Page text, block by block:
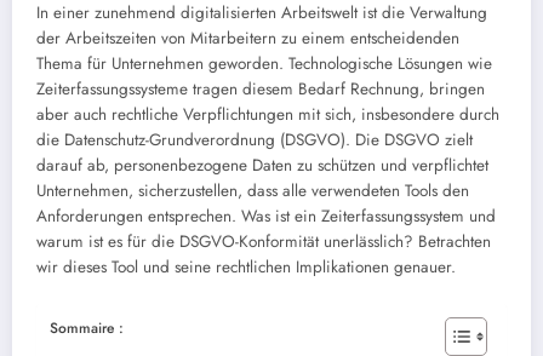
In einer zunehmend digitalisierten Arbeitswelt ist die Verwaltung
der Arbeitszeiten von Mitarbeitern zu einem entscheidenden
Thema für Unternehmen geworden. Technologische Lösungen wie
Zeiterfassungssysteme tragen diesem Bedarf Rechnung, bringen
aber auch rechtliche Verpflichtungen mit sich, insbesondere durch
die Datenschutz-Grundverordnung (DSGVO). Die DSGVO zielt
darauf ab, personenbezogene Daten zu schützen und verpflichtet
Unternehmen, sicherzustellen, dass alle verwendeten Tools den
Anforderungen entsprechen. Was ist ein Zeiterfassungssystem und
warum ist es für die DSGVO-Konformität unerlässlich? Betrachten
wir dieses Tool und seine rechtlichen Implikationen genauer.
Sommaire :